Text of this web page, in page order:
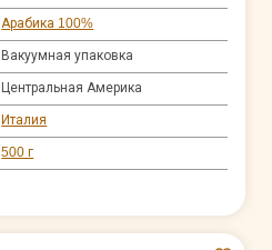
Арабика 100%
Вакуумная упаковка
Центральная Америка
Италия
500 г